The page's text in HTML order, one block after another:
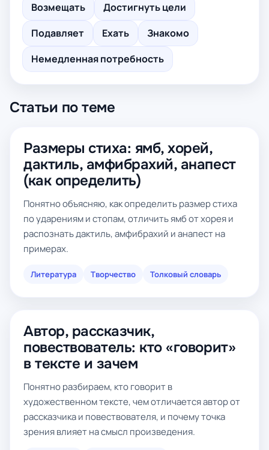
Возмещать
Достигнуть цели
Подавляет
Ехать
Знакомо
Немедленная потребность
Статьи по теме
Размеры стиха: ямб, хорей,
дактиль, амфибрахий, анапест
(как определить)
Понятно объясняю, как определить размер стиха
по ударениям и стопам, отличить ямб от хорея и
распознать дактиль, амфибрахий и анапест на
примерах.
Литература Творчество Толковый словарь
Автор, рассказчик,
повествователь: кто «говорит»
в тексте и зачем
Понятно разбираем, кто говорит в
художественном тексте, чем отличается автор от
рассказчика и повествователя, и почему точка
зрения влияет на смысл произведения.